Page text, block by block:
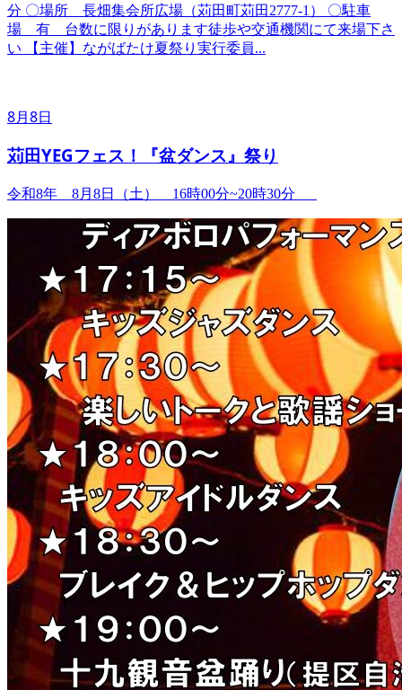
分 〇場所 長畑集会所広場（苅田町苅田2777-1） 〇駐車
場 有 台数に限りがあります徒歩や交通機関にて来場下さ
い 【主催】ながばたけ夏祭り実行委員...
8月8日
苅田YEGフェス！『盆ダンス』祭り
令和8年 8月8日（土） 16時00分~20時30分